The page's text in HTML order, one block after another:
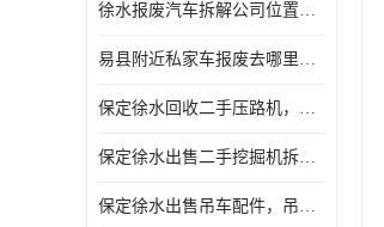
徐水报废汽车拆解公司位置，出售二手拆车件发动机
易县附近私家车报废去哪里，咨询车辆销户流程电话
保定徐水回收二手压路机，压路机拆解市场在哪
保定徐水出售二手挖掘机拆车件，挖掘机配件，液压件出售
保定徐水出售吊车配件，吊车拆车件出售